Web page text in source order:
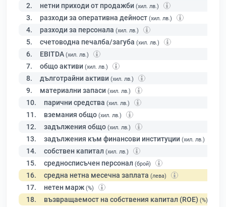
2. нетни приходи от продажби (хил. лв.)
3. разходи за оперативна дейност (хил. лв.)
4. разходи за персонала (хил. лв.)
5. счетоводна печалба/загуба (хил. лв.)
6. EBITDA (хил. лв.)
7. общо активи (хил. лв.)
8. дълготрайни активи (хил. лв.)
9. материални запаси (хил. лв.)
10. парични средства (хил. лв.)
11. вземания общо (хил. лв.)
12. задължения общо (хил. лв.)
13. задължения към финансови институции (хил. лв.)
14. собствен капитал (хил. лв.)
15. средносписъчен персонал (брой)
16. средна нетна месечна заплата (лева)
17. нетен марж (%)
18. възвращаемост на собствения капитал (ROE) (%)